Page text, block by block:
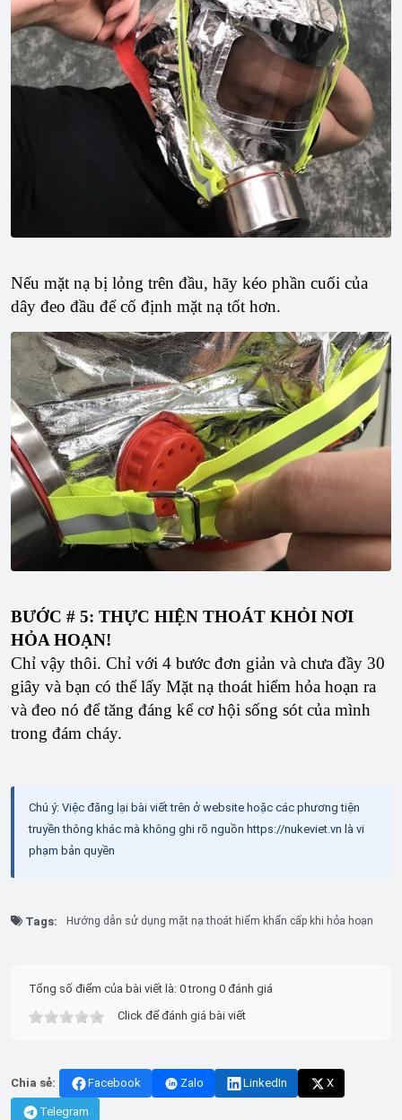
Nếu mặt nạ bị lỏng trên đầu, hãy kéo phần cuối của
dây đeo đầu để cố định mặt nạ tốt hơn.
BƯỚC # 5: THỰC HIỆN THOÁT KHỎI NƠI
HỎA HOẠN!
Chỉ vậy thôi. Chỉ với 4 bước đơn giản và chưa đầy 30
giây và bạn có thể lấy Mặt nạ thoát hiểm hỏa hoạn ra
và đeo nó để tăng đáng kể cơ hội sống sót của mình
trong đám cháy.
Chú ý: Việc đăng lại bài viết trên ở website hoặc các phương tiện
truyền thông khác mà không ghi rõ nguồn https://nukeviet.vn là vi
phạm bản quyền
Tags: Hướng dẫn sử dụng mặt nạ thoát hiểm khẩn cấp khi hỏa hoạn
Tổng số điểm của bài viết là: 0 trong 0 đánh giá
Click để đánh giá bài viết
Chia sẻ: Facebook Zalo LinkedIn X
Telegram